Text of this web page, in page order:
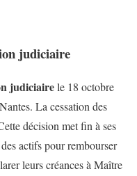
judiciaire
judiciairele 18 octobre
La cessation des
décision met fin à ses
actifs pour rembourser
leurs créances à Maître